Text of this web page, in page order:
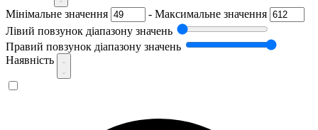
Мінімальне значення - Максимальне значення
Лівий повзунок діапазону значень
Правий повзунок діапазону значень
Наявність